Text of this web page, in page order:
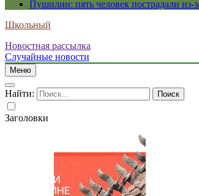
Пушилин: пять человек пострадали
Школьный
Новостная рассылка
Случайные новости
Меню
Найти:
Заголовки